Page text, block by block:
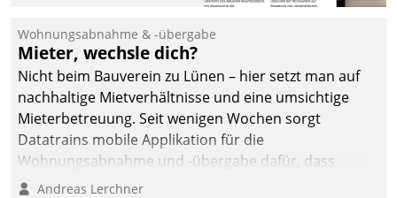
Ressort Kapitalanlage für
künftige Aufgaben und
Herausforderungen
gerüstet.
Wohnungsabnahme & -übergabe
Mieter, wechsle dich?
Nicht beim Bauverein zu Lünen – hier setzt man auf
nachhaltige Mietverhältnisse und eine umsichtige
Mieterbetreuung. Seit wenigen Wochen sorgt
Datatrains mobile Applikation für die
Wohnungsabnahme und -übergabe dafür, dass
Mieter wohlgeordnet kommen und, so es sein muss,
Andreas Lerchner